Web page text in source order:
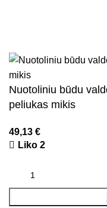
Nuotoliniu būdu
peliukas mikis
49,13 €
Liko 2